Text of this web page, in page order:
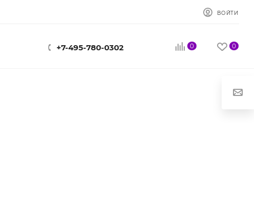
ВОЙТИ
+7-495-780-0302 0 0